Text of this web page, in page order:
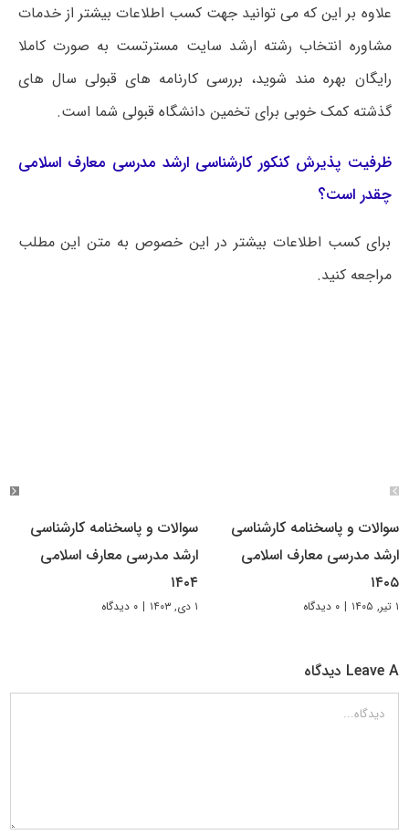
علاوه بر این که می توانید جهت کسب اطلاعات بیشتر از خدمات
مشاوره انتخاب رشته ارشد سایت مسترتست به صورت کاملا
رایگان بهره مند شوید، بررسی کارنامه های قبولی سال های
گذشته کمک خوبی برای تخمین دانشگاه قبولی شما است.
ظرفیت پذیرش کنکور کارشناسی ارشد مدرسی معارف اسلامی
چقدر است؟
برای کسب اطلاعات بیشتر در این خصوص به متن این مطلب
مراجعه کنید.
سوالات و پاسخنامه کارشناسی
ارشد مدرسی معارف اسلامی
۱۴۰۵
۱ تیر, ۱۴۰۵ | ۰ دیدگاه
سوالات و پاسخنامه کارشناسی
ارشد مدرسی معارف اسلامی
۱۴۰۴
۱ دی, ۱۴۰۳ | ۰ دیدگاه
Leave A دیدگاه
دیدگاه